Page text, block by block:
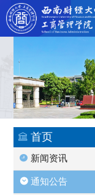
首页
新闻资讯
通知公告